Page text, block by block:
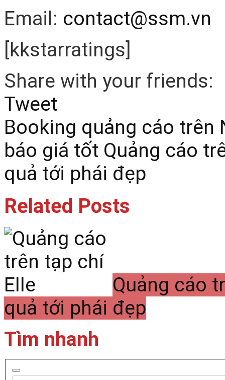
Email: contact@ssm.vn
[kkstarratings]
Share with your friends:
Tweet
Booking quảng cáo trên
báo giá tốt Quảng cáo
quả tới phái đẹp
Related Posts
Quảng cáo
quả tới phái đẹp
Tìm nhanh